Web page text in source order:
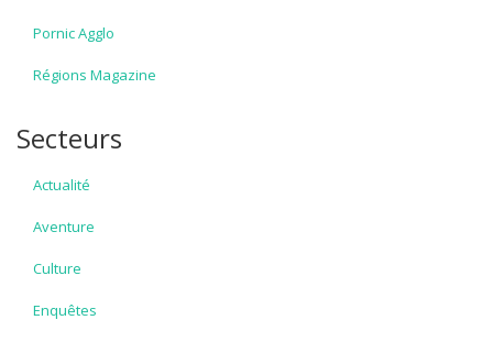
Pornic Agglo
Régions Magazine
Secteurs
Actualité
Aventure
Culture
Enquêtes